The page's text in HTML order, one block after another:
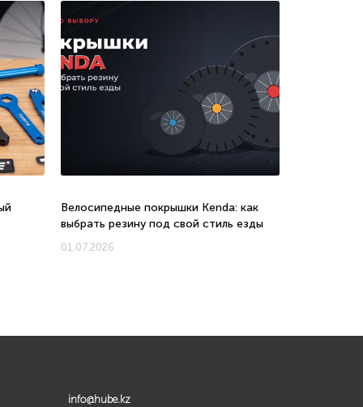
Велосипедные покрышки Kenda: как
выбрать резину под свой стиль езды
01.07.2026
info@hube.kz